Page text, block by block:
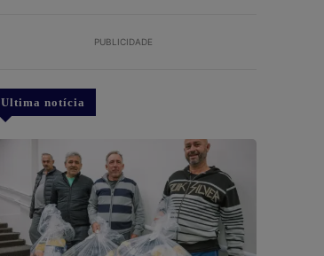
PUBLICIDADE
Ultima notícia